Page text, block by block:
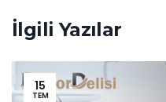
İlgili Yazılar
15
TEM